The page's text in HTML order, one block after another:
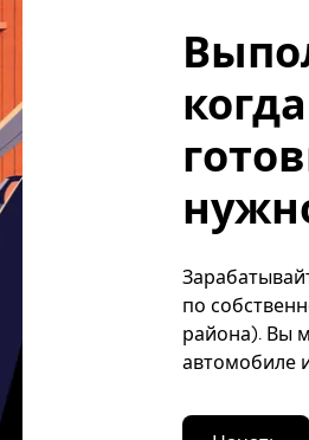
по
района). Вы
автомобиле